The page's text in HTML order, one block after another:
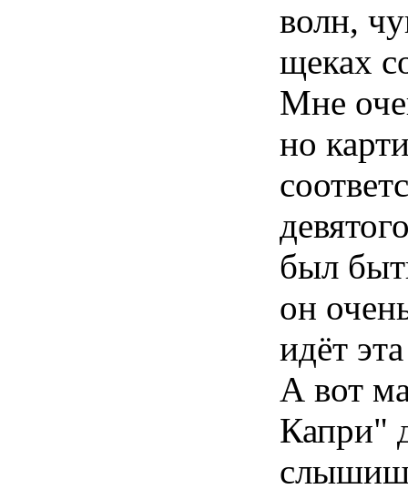
волн,
щеках
Мне
но
был
он
идёт
А вот
Капри"